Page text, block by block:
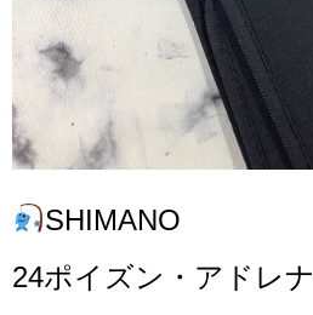
SHIMANO
24ポイズン・アドレナ